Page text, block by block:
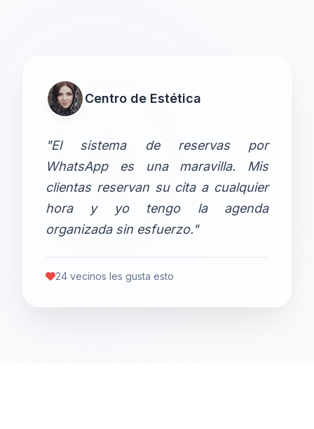
Centro de Estética
"El sistema de reservas por
WhatsApp es una maravilla. Mis
clientas reservan su cita a cualquier
hora y yo tengo la agenda
organizada sin esfuerzo."
24 vecinos les gusta esto